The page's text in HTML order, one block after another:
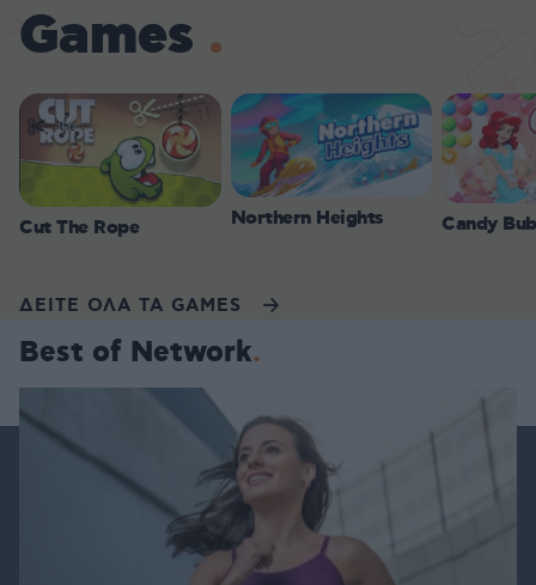
Games
Cut The Rope Northern Heights Candy
ΔΕΙΤΕ ΟΛΑ ΤΑ GAMES
Best of Network